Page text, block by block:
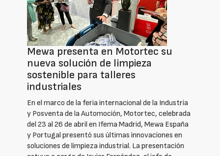
Mewa presenta en Motortec su
nueva solución de limpieza
sostenible para talleres
industriales
En el marco de la feria internacional de la Industria
y Posventa de la Automoción, Motortec, celebrada
del 23 al 26 de abril en Ifema Madrid, Mewa España
y Portugal presentó sus últimas innovaciones en
soluciones de limpieza industrial. La presentación